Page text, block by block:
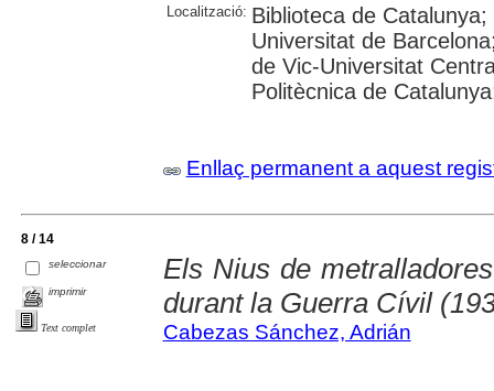
Localització: Biblioteca de
Universitat de
de Vic-Universitat
Politècnica de
Enllaç permanent a aquest
8 / 14
seleccionar
imprimir
Text complet
Els Nius de
durant la Guerra Cívil
Cabezas Sánchez, Adrián